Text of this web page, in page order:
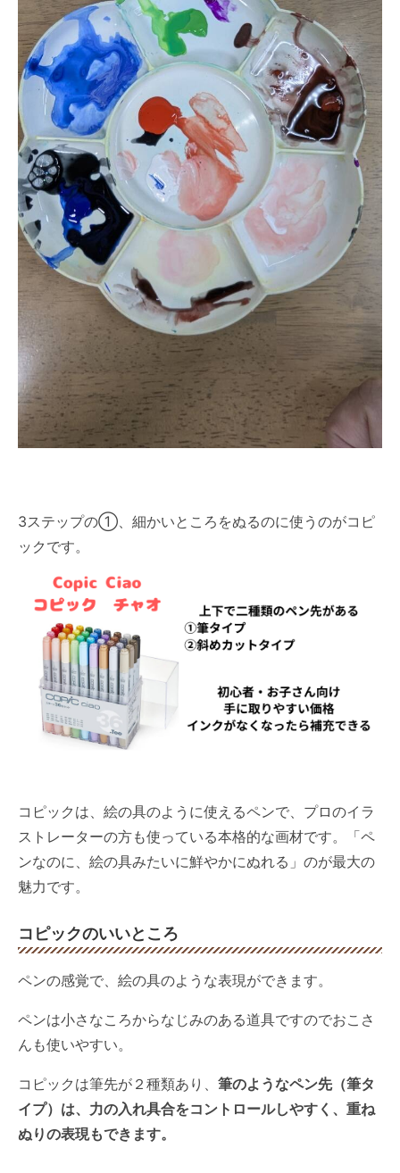
3ステップの①、細かいところをぬるのに使うのがコピ
ックです。
コピックは、絵の具のように使えるペンで、プロのイラ
ストレーターの方も使っている本格的な画材です。「ペ
ンなのに、絵の具みたいに鮮やかにぬれる」のが最大の
魅力です。
コピックのいいところ
ペンの感覚で、絵の具のような表現ができます。
ペンは小さなころからなじみのある道具ですのでおこさ
んも使いやすい。
コピックは筆先が２種類あり、筆のようなペン先（筆タ
イプ）は、力の入れ具合をコントロールしやすく、重ね
ぬりの表現もできます。